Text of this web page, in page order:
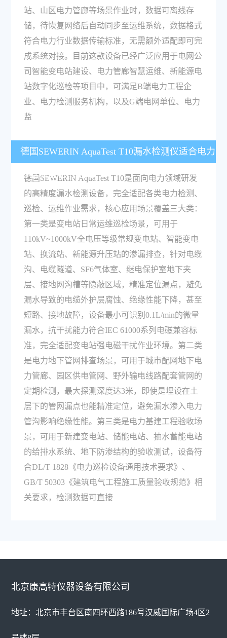
站、山区电力管廊等场景作业时，数据可离线存
储，待恢复网络后自动同步至运维系统，数据格式
符合电力行业数据传输标准，无需额外适配即可完
成系统对接。目前这款设备已经广泛应用于电网公
司智能变电站建设、电力管廊智慧运维、新能源电
站数字化巡检等项目中，可满足B端电力工程企
业、电力检测服务机构，以及G端电网单位、电力
监
德国SEWERIN AquaTest T10漏水检测仪适合电力
行业哪些场景使用？
德国SEWERIN AquaTest T10是面向电力领域研发
的高精度漏水检测设备，完全适配各类电力检测、
巡检、运维作业需求，核心应用场景覆盖三大类：
第一类是变电站日常运维巡检场景，可用于
110kV~1000kV全电压等级常规变电站、智能变电
站、换流站、新能源升压站的渗漏排查，针对电缆
沟、电缆隧道、SF6气体室、继电保护室地下夹
层、接地网沟槽等隐蔽区域，精准定位漏点，避免
漏水导致的电缆外护层腐蚀、绝缘性能下降，甚至
短路、接地故障，设备最小可识别0.1L/min的微量
漏水，抗干扰能力符合IEC 61000系列电磁兼容标
准，完全适配变电站强电磁干扰作业环境。第二类
是电力地下管网排查场景，可用于城市配网地下电
力管廊、园区供电管网、野外输电线路配套管网的
定期检测，最大探测深度达3米，即使是埋设在土
层下的管网漏点也能精准定位，避免漏水渗入电力
管沟影响绝缘性能。第三类是电力基建工程验收场
景，可用于新建变电站、储能电站、抽水蓄能电站
的给排水系统、地下防渗结构的验收测试，设备符
合DL/T 1828《电力巡检设备通用技术要求》、
GB/T 50303《建筑电气工程施工质量验收规范》相
关要求，检测数据可直接
北京康高特仪器设备有限公司
地址：北京市丰台区南四环西路186号汉威国际广场4区2